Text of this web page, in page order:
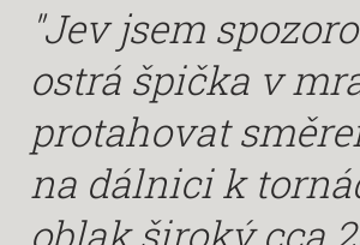
"Jev jsem
ostrá špička v
protahovat
na dálnici k
oblak široký cca